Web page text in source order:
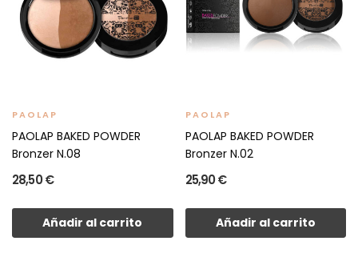
PAOLAP
PAOLAP BAKED POWDER
Bronzer N.08
28,50 €
Añadir al carrito
PAOLAP
PAOLAP BAKED POWDER
Bronzer N.02
25,90 €
Añadir al carrito